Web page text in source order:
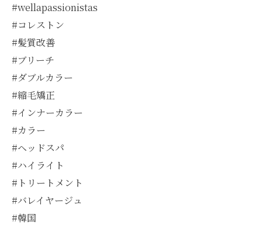
#wellapassionistas
#コレストン
#髪質改善
#ブリーチ
#ダブルカラー
#縮毛矯正
#インナーカラー
#カラー
#ヘッドスパ
#ハイライト
#トリートメント
#バレイヤージュ
#韓国